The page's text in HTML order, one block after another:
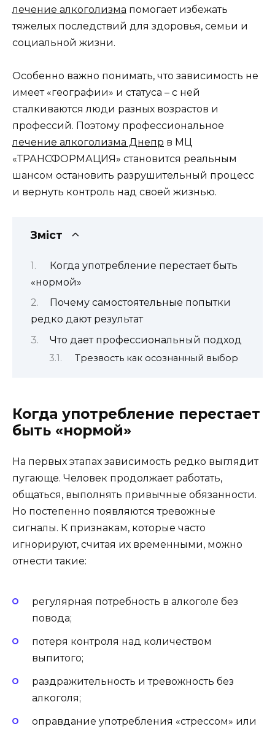
лечение алкоголизма помогает избежать
тяжелых последствий для здоровья, семьи и
социальной жизни.
Особенно важно понимать, что зависимость не
имеет «географии» и статуса – с ней
сталкиваются люди разных возрастов и
профессий. Поэтому профессиональное
лечение алкоголизма Днепр в МЦ
«ТРАНСФОРМАЦИЯ» становится реальным
шансом остановить разрушительный процесс
и вернуть контроль над своей жизнью.
Зміст
Когда употребление перестает быть
«нормой»
Почему самостоятельные попытки
редко дают результат
Что дает профессиональный подход
Трезвость как осознанный выбор
Когда употребление перестает
быть «нормой»
На первых этапах зависимость редко выглядит
пугающе. Человек продолжает работать,
общаться, выполнять привычные обязанности.
Но постепенно появляются тревожные
сигналы. К признакам, которые часто
игнорируют, считая их временными, можно
отнести такие:
регулярная потребность в алкоголе без
повода;
потеря контроля над количеством
выпитого;
раздражительность и тревожность без
алкоголя;
оправдание употребления «стрессом» или